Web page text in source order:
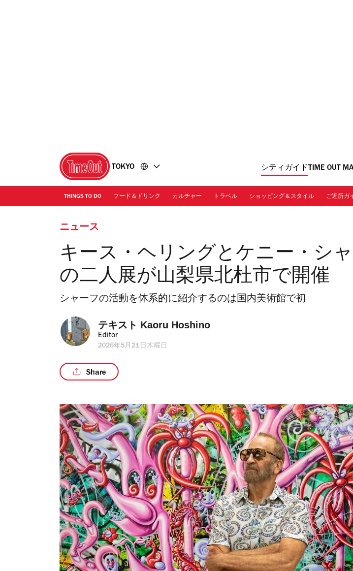
TOKYO シティガイド TIME OUT
THINGS TO DO フード＆ドリンク カルチャー トラベル ショッピング＆スタイル ご近所ガ
ニュース
キース・ヘリングとケニー・シ
の二人展が山梨県北杜市で開催
シャーフの活動を体系的に紹介するのは国内美術館で初
テキスト Kaoru Hoshino
Editor
2026年5月21日木曜日
Share